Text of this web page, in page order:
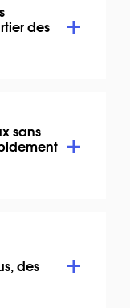
des
sans
des